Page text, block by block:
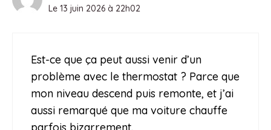
Le 13 juin 2026 à 22h02
Est-ce que ça peut aussi venir d’un
problème avec le thermostat ? Parce que
mon niveau descend puis remonte, et j’ai
aussi remarqué que ma voiture chauffe
parfois bizarrement.